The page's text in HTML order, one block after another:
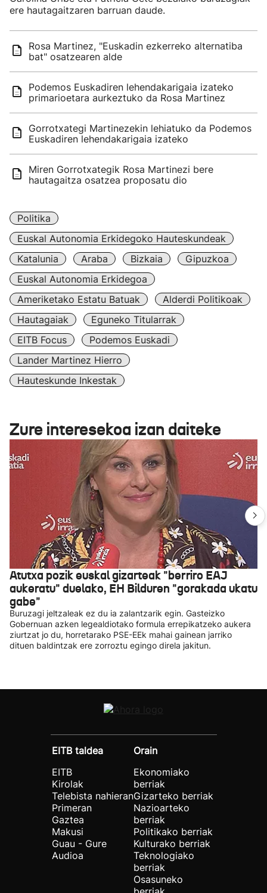
ere hautagaitzaren barruan daude.
Rosa Martinez, "Euskadin ezkerreko alternatiba
bat" osatzearen alde
Podemos Euskadiren lehendakarigaia izateko
primarioetara aurkeztuko da Rosa Martinez
Gorrotxategi Martinezekin lehiatuko da Podemos
Euskadiren lehendakarigaia izateko
Miren Gorrotxategik Rosa Martinezi bere
hautagaitza osatzea proposatu dio
Politika
Euskal Autonomia Erkidegoko Hauteskundeak
Katalunia
Araba Bizkaia
Gipuzkoa
Euskal Autonomia Erkidegoa
Ameriketako Estatu Batuak
Alderdi Politikoak
Hautagaiak
Eguneko Titularrak
EITB Focus
Podemos Euskadi
Lander Martinez Hierro
Hauteskunde Inkestak
Zure interesekoa izan daiteke
Atutxa pozik euskal gizarteak "berriro EAJ
aukeratu" duelako, EH Bilduren "gorakada ukatu
gabe"
Buruzagi jeltzaleak ez du ia zalantzarik egin. Gasteizko
Gobernuan azken legealdiotako formula errepikatzeko aukera
ziurtzat jo du, horretarako PSE-EEk mahai gainean jarriko
dituen baldintzak ere zorroztu egingo direla jakitun.
EITB taldea
EITB
Kirolak
Telebista nahieran
Primeran
Gaztea
Makusi
Guau - Gure
Audioa
Orain
Ekonomiako
berriak
Gizarteko berriak
Nazioarteko
berriak
Politikako berriak
Kulturako berriak
Teknologiako
berriak
Osasuneko